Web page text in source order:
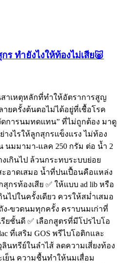
ทำยังไงให้ท้องไม่เสีย🐷
าเหตุหลักที่ทำให้อัตราการสูญ
ยครั้งต้นตอไม่ได้อยู่ที่เชื้อโรค
ดการนมทดแทน” ที่ไม่ถูกต้อง มาดู
งไรให้ลูกสุกรแข็งแรง ไม่ท้อง
นมมามา-แลค 250 กรัม ต่อ น้ำ 2
เกินไป ล้วนกระทบระบบย่อย
อาดเสมอ น้ำที่ปนเปื้อนคือแหล่ง
กรท้องเสีย ✅ ให้แบบ ad lib หรือ
นไปในครั้งเดียว ควรให้สม่ำเสมอ
ง-ขวดนมทุกครั้ง คราบนมเก่าที่
ยชั้นดี ✅ เลือกสูตรที่มีโปรไบโอ
ที่เสริม GOS พรีไบโอติกและ
นทรีย์ในลำไส้ ลดความเสี่ยงท้อง
เย็น ความชื้นทำให้นมเสื่อม